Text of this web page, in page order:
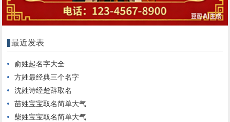
最近发表
俞姓起名字大全
方姓最经典三个名字
沈姓诗经楚辞取名
苗姓宝宝取名简单大气
柴姓宝宝取名简单大气